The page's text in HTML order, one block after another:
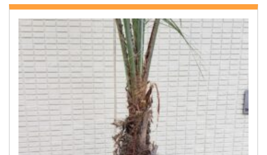
お客様の声
お問い合わせ
会社概要
キャンペーン
WEB割引券プレゼント！